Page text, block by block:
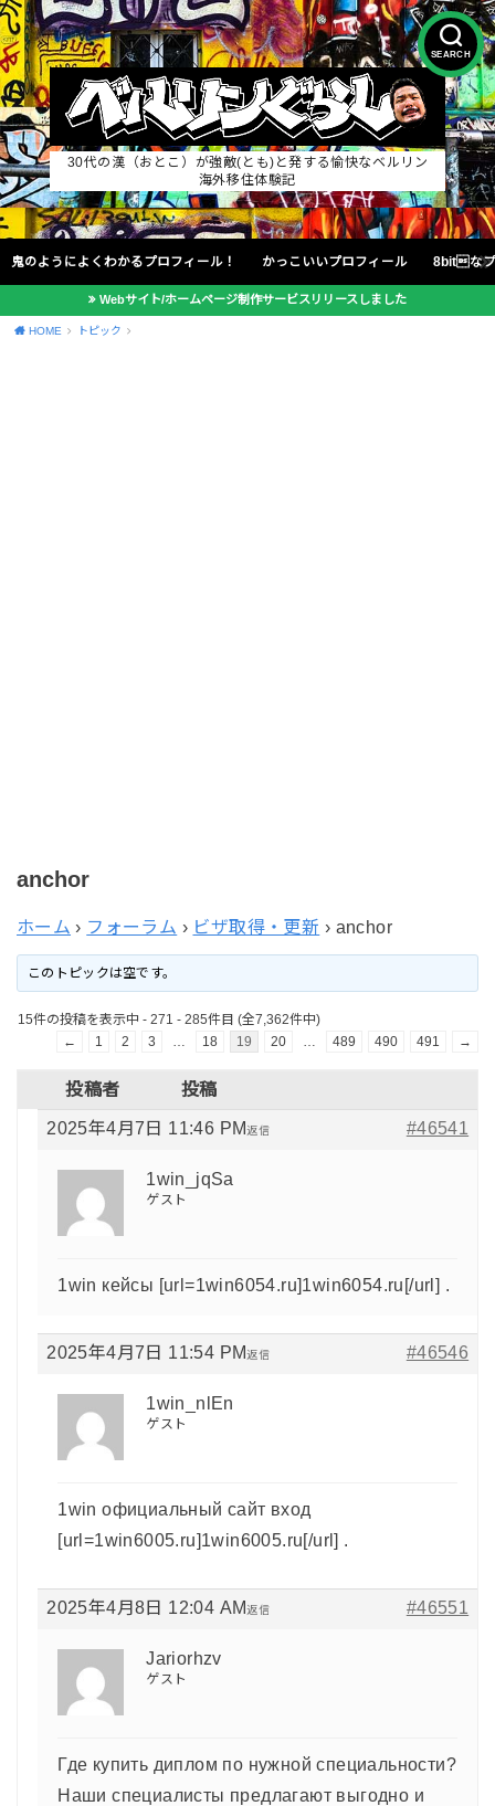
SEARCH
30代の漢（おとこ）が強敵(とも)と発する愉快なベルリン
海外移住体験記
鬼のようによくわかるプロフィール！ かっこいいプロフィール 8bitな
Webサイト/ホームページ制作サービスリリースしました
HOME トピック
anchor
ホーム › フォーラム › ビザ取得・更新 › anchor
このトピックは空です。
15件の投稿を表示中 - 271 - 285件目 (全7,362件中)
←
1 2 3 18 19 20 489 490 491 →
投稿者 投稿
2025年4月7日 11:46 PM #46541
返信
1win_jqSa
ゲスト
1win кейсы [url=1win6054.ru]1win6054.ru[/url] .
2025年4月7日 11:54 PM #46546
返信
1win_nlEn
ゲスト
1win официальный сайт вход
[url=1win6005.ru]1win6005.ru[/url] .
2025年4月8日 12:04 AM #46551
返信
Jariorhzv
ゲスト
Где купить диплом по нужной специальности?
Наши специалисты предлагают выгодно и